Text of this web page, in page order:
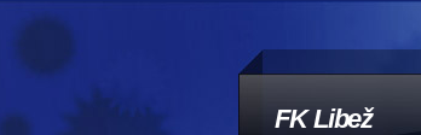
FK Libež